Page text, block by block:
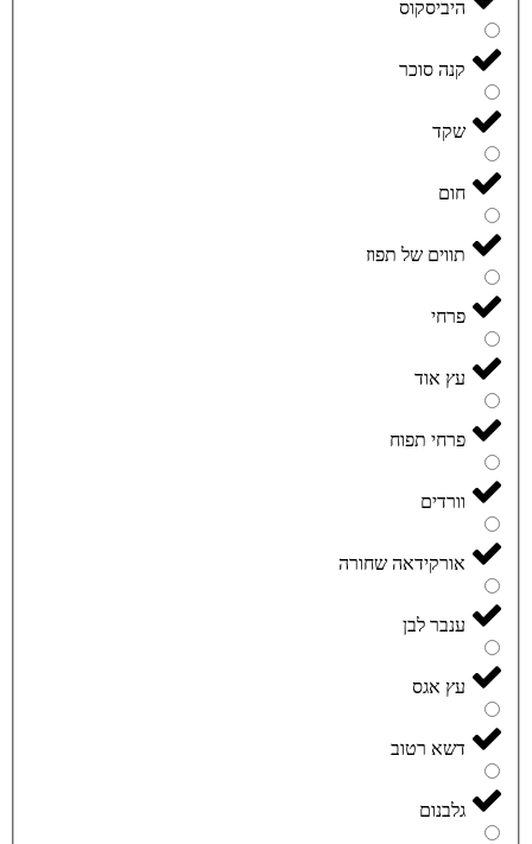
היביסקוס
קנה סוכר
שקד
חום
תווים של תפוז
פרחי
עץ אוד
פרחי תפוח
וורדים
אורקידאה שחורה
ענבר לבן
עץ אגס
דשא רטוב
גלבנום